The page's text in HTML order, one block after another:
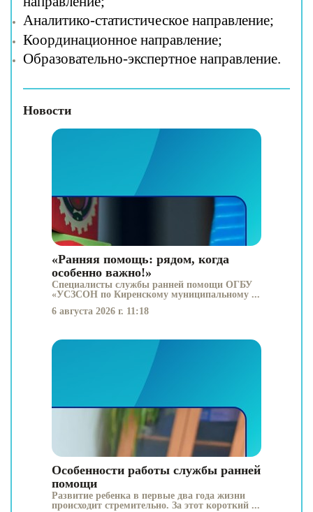
Аналитико-статистическое направление;
Координационное направление;
Образовательно-экспертное направление.
Новости
«Ранняя помощь: рядом, когда
особенно важно!»
Специалисты службы ранней помощи ОГБУ
«УСЗСОН по Киренскому муниципальному ...
6 августа 2026 г. 11:18
Особенности работы службы ранней
помощи
Развитие ребенка в первые два года жизни
происходит стремительно. За этот короткий ...